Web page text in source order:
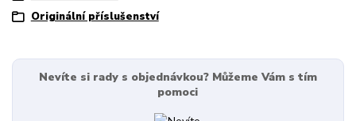
Originální příslušenství
Nevíte si rady s objednávkou? Můžeme Vám s tím
pomoci